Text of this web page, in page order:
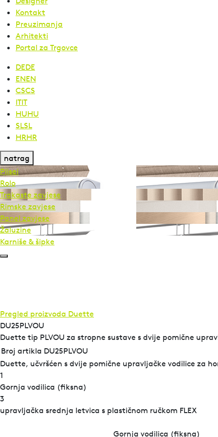
Kontakt
Preuzimanja
Arhitekti
Portal za Trgovce
DEDE
ENEN
CSCS
ITIT
HUHU
SLSL
HRHR
natrag
Plisei
Rolo
Trakaste zavjese
Rimske zavjese
Panel zavjese
Žaluzine
Karniše & šipke
Pregled proizvoda Duette
DU25PLVOU
Duette tip PLVOU za stropne sustave s dvije pomične
Broj artikla DU25PLVOU
Duette, učvršćen s dvije pomične upravljačke vodilice za
1
Gornja vodilica (fiksna)
3
upravljačka srednja letvica s plastičnom ručkom FLEX
Gornja vodilica (fiksna)